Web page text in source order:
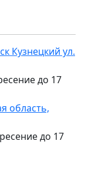
Кузнецкий ул.
до 17
область,
до 17